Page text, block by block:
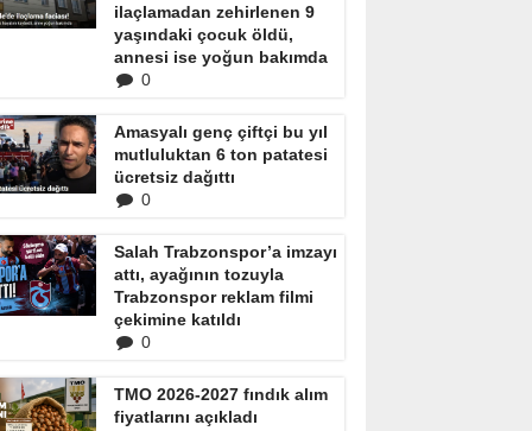
ilaçlamadan zehirlenen 9
yaşındaki çocuk öldü,
annesi ise yoğun bakımda
0
Amasyalı genç çiftçi bu yıl
mutluluktan 6 ton patatesi
ücretsiz dağıttı
0
Salah Trabzonspor’a imzayı
attı, ayağının tozuyla
Trabzonspor reklam filmi
çekimine katıldı
0
TMO 2026-2027 fındık alım
fiyatlarını açıkladı